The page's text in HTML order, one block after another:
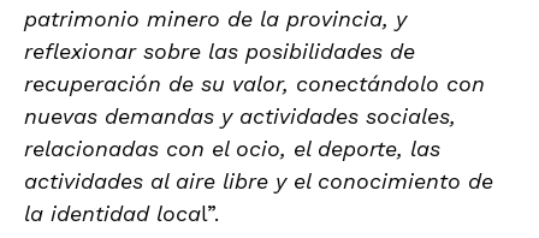
patrimonio minero de la provincia, y
reflexionar sobre las posibilidades de
recuperación de su valor, conectándolo con
nuevas demandas y actividades sociales,
relacionadas con el ocio, el deporte, las
actividades al aire libre y el conocimiento de
la identidad local”.